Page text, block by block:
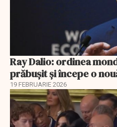
Ray Dalio: ordinea
prăbușit și începe o
19 FEBRUARIE 2026